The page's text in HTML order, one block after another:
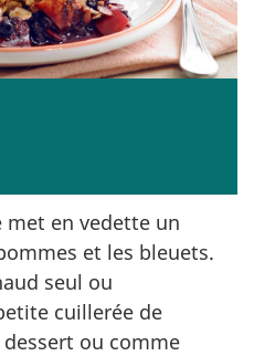
en vedette un
et les bleuets.
seul ou
cuillerée de
ou comme